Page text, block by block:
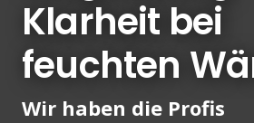
Klarheit bei
feuchten
Wir haben die Profis